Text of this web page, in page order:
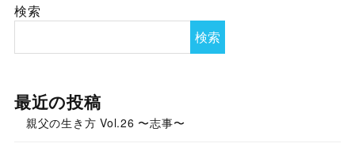
検索
検索
最近の投稿
親父の生き方 Vol.26 〜志事〜